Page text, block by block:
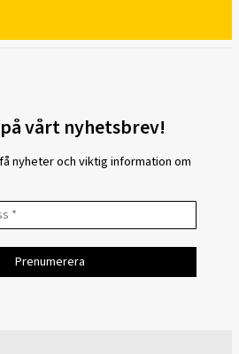
vårt nyhetsbrev!
nyheter och viktig information om